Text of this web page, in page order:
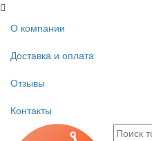
О компании
Доставка и оплата
Отзывы
Контакты